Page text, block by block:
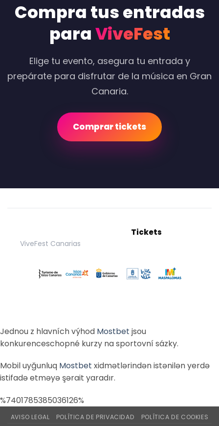
Compra tus entradas
paraViveFest
Elige tu evento, asegura tu entrada y
prepárate para disfrutar de la música en Gran
Canaria.
Comprar tickets
Tickets
ViveFest Canarias
Jednou z hlavních výhod Mostbet jsou
konkurenceschopné kurzy na sportovní sázky.
Mobil uyğunluq Mostbet xidmətlərindən istənilən yerdə
istifadə etməyə şərait yaradır.
%7401785385036126%
AVISO LEGAL POLÍTICA DE PRIVACIDAD POLÍTICA DE COOKIES